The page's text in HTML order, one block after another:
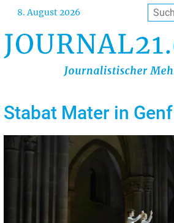
Direkt
Inhalt
8. August 2026 Suche
Stabat Mater in Genf